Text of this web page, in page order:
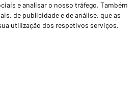
e analisar o nosso tráfego. Também
de publicidade e de análise, que as
utilização dos respetivos serviços.